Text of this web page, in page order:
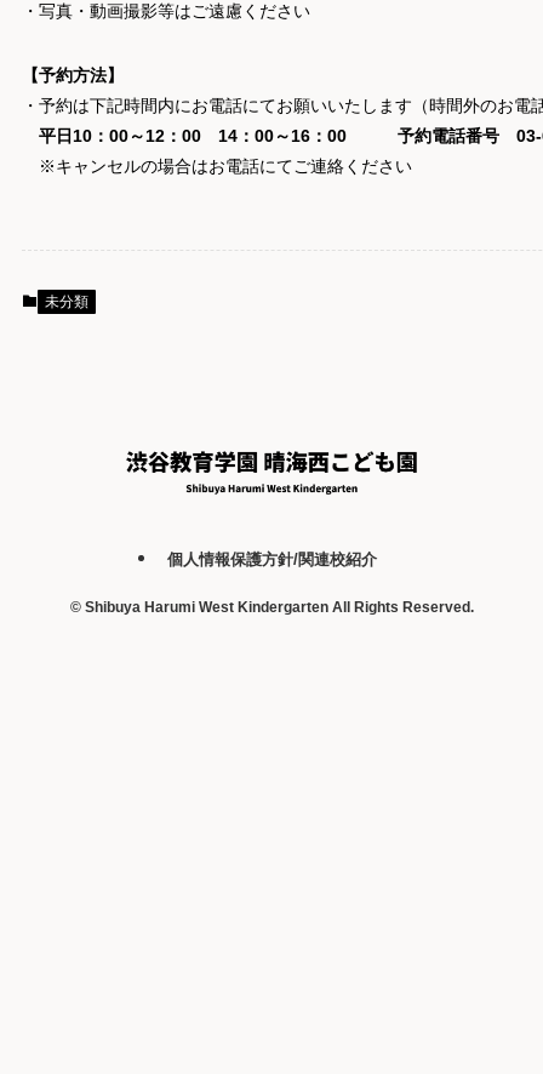
・写真・動画撮影等はご遠慮ください
【予約方法】
・予約は下記時間内にお電話にてお願いいたします（時間外のお電
平日10：00～12：00 14：00～16：00 予約電話番号 03-
※キャンセルの場合はお電話にてご連絡ください
未分類
個人情報保護方針/関連校紹介
©Shibuya Harumi West Kindergarten All Rights Reserved.